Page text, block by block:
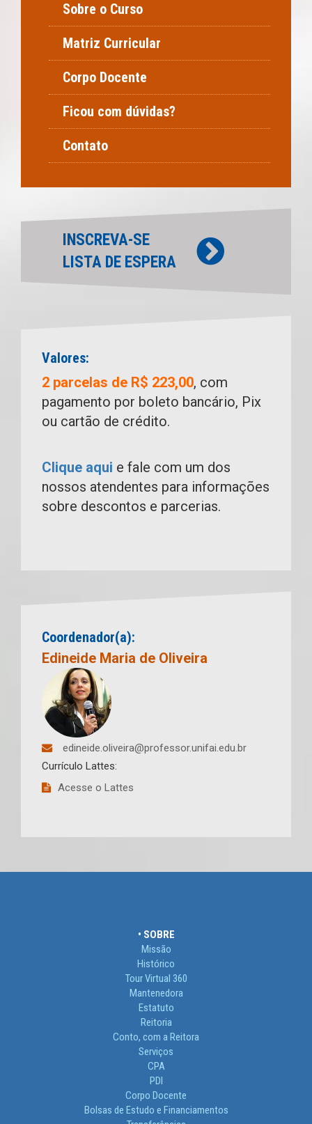
Sobre o Curso
Matriz Curricular
Corpo Docente
Ficou com dúvidas?
Contato
INSCREVA-SE
LISTA DE ESPERA
Valores:
2 parcelas de R$ 223,00, com
pagamento por boleto bancário, Pix
ou cartão de crédito.
Clique aqui e fale com um dos
nossos atendentes para informações
sobre descontos e parcerias.
Coordenador(a):
Edineide Maria de Oliveira
edineide.oliveira@professor.unifai.edu.br
Currículo Lattes:
Acesse o Lattes
• SOBRE
Missão
Histórico
Tour Virtual 360
Mantenedora
Estatuto
Reitoria
Conto, com a Reitora
Serviços
CPA
PDI
Corpo Docente
Bolsas de Estudo e Financiamentos